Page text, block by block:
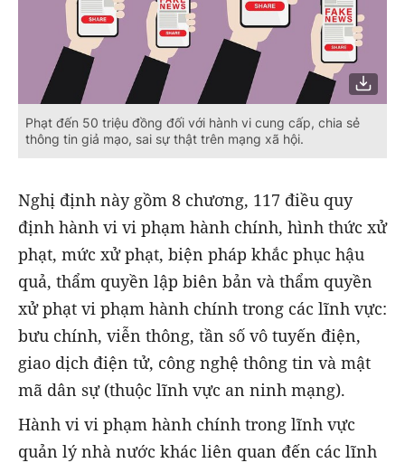
Phạt đến 50 triệu đồng đối với hành vi cung cấp, chia sẻ
thông tin giả mạo, sai sự thật trên mạng xã hội.
Nghị định này gồm 8 chương, 117 điều quy
định hành vi vi phạm hành chính, hình thức xử
phạt, mức xử phạt, biện pháp khắc phục hậu
quả, thẩm quyền lập biên bản và thẩm quyền
xử phạt vi phạm hành chính trong các lĩnh vực:
bưu chính, viễn thông, tần số vô tuyến điện,
giao dịch điện tử, công nghệ thông tin và mật
mã dân sự (thuộc lĩnh vực an ninh mạng).
Hành vi vi phạm hành chính trong lĩnh vực
quản lý nhà nước khác liên quan đến các lĩnh